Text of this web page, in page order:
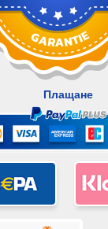
Плащане